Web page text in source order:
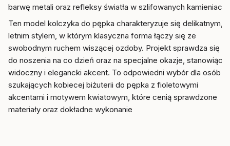
barwę metali oraz refleksy światła w szlifowanych kamieniach.
Ten model kolczyka do pępka charakteryzuje się delikatnym,
letnim stylem, w którym klasyczna forma łączy się ze
swobodnym ruchem wiszącej ozdoby. Projekt sprawdza się
do noszenia na co dzień oraz na specjalne okazje, stanowiąc
widoczny i elegancki akcent. To odpowiedni wybór dla osób
szukających kobiecej biżuterii do pępka z fioletowymi
akcentami i motywem kwiatowym, które cenią sprawdzone
materiały oraz dokładne wykonanie